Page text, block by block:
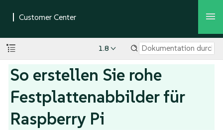
1.8
So erstellen Sie rohe
Festplattenabbilder für
Raspberry Pi